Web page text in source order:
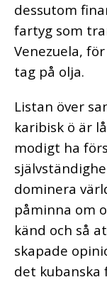
dessutom
fartyg som
Venezuela,
tag på olja.
Listan över
karibisk ö är
modigt ha
dominera
påminna om
känd och så
skapade
det kubanska